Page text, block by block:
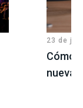
23 de
Cómo
nueva